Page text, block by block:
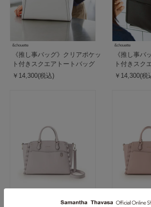
&chouette
《推し事バッグ》クリアポケッ
ト付きスクエアトートバッグ
￥14,300(税込)
&chouette
《推し事バ
ト付きスク
￥14,300(税